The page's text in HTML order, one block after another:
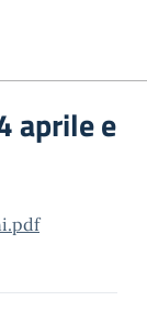
aprile e